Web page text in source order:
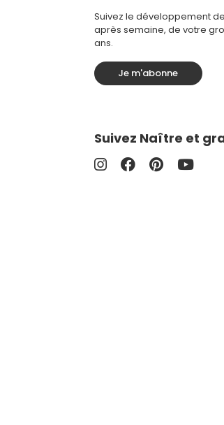
Suivez le développement
après semaine, de votre
ans.
Je m'abonne
Suivez Naître et